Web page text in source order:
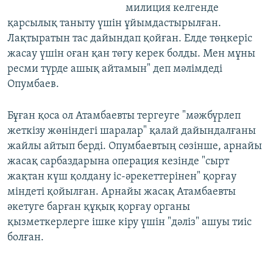
милиция келгенде
қарсылық таныту үшін ұйымдастырылған.
Лақтыратын тас дайындап қойған. Елде төңкеріс
жасау үшін оған қан төгу керек болды. Мен мұны
ресми түрде ашық айтамын" деп мәлімдеді
Опумбаев.
Бұған қоса ол Атамбаевты тергеуге "мәжбүрлеп
жеткізу жөніндегі шаралар" қалай дайындалғаны
жайлы айтып берді. Опумбаевтың сөзінше, арнайы
жасақ сарбаздарына операция кезінде "сырт
жақтан күш қолдану іс-әрекеттерінен" қорғау
міндеті қойылған. Арнайы жасақ Атамбаевты
әкетуге барған құқық қорғау органы
қызметкерлерге ішке кіру үшін "дәліз" ашуы тиіс
болған.